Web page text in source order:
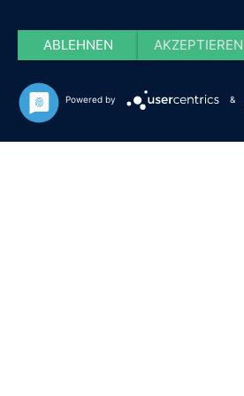
ABLEHNEN AKZEPTIEREN
Powered by &